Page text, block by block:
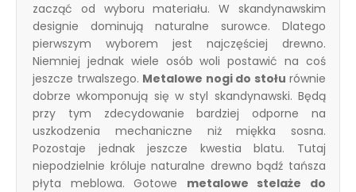
zacząć od wyboru materiału. W skandynawskim
designie dominują naturalne surowce. Dlatego
pierwszym wyborem jest najczęściej drewno.
Niemniej jednak wiele osób woli postawić na coś
jeszcze trwalszego. Metalowe nogi do stołu równie
dobrze wkomponują się wstyl skandynawski. Będą
przy tym zdecydowanie bardziej odporne na
uszkodzenia mechaniczne niż miękka sosna.
Pozostaje jednak jeszcze kwestia blatu. Tutaj
niepodzielnie króluje naturalne drewno bądź tańsza
płyta meblowa. Gotowe metalowe stelaże do